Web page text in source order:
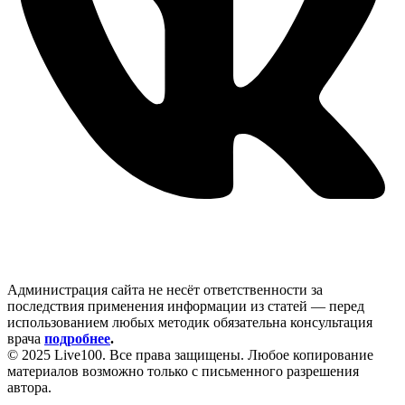
Администрация сайта не несёт ответственности за
последствия применения информации из статей — перед
использованием любых методик обязательна консультация
врача подробнее.
© 2025 Live100. Все права защищены. Любое копирование
материалов возможно только с письменного разрешения
автора.